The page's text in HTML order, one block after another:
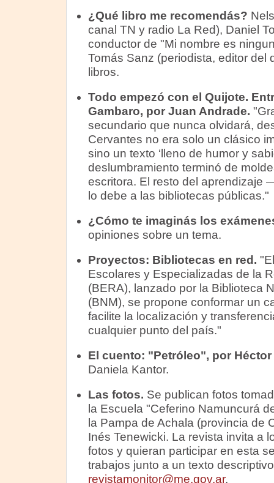
¿Qué libro me recomendás?
canal TN y radio La Red), Daniel
conductor de "Mi nombre es
Tomás Sanz (periodista, editor del
libros.
Todo empezó con el Quijote.
Gambaro, por Juan Andrade.
secundario que nunca olvidará,
Cervantes no era solo un clásico
sino un texto ‘lleno de humor y
deslumbramiento terminó de
escritora. El resto del
lo debe a las bibliotecas públicas."
¿Cómo te imaginás los
opiniones sobre un tema.
Proyectos: Bibliotecas en red.
Escolares y Especializadas de la
(BERA), lanzado por la Biblioteca
(BNM), se propone conformar un
facilite la localización y
cualquier punto del país."
El cuento: "Petróleo", por Héctor
Daniela Kantor.
Las fotos. Se publican fotos
la Escuela "Ceferino Namuncurá
la Pampa de Achala (provincia de
Inés Tenewicki. La revista invita a
fotos y quieran participar en esta
trabajos junto a un texto
revistamonitor@me.gov.ar.